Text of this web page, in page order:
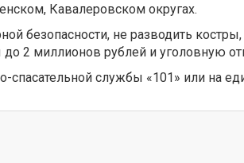
Кавалеровском округах.
безопасности, не разводить
2 миллионов рублей и уголовную
службы «101» или на